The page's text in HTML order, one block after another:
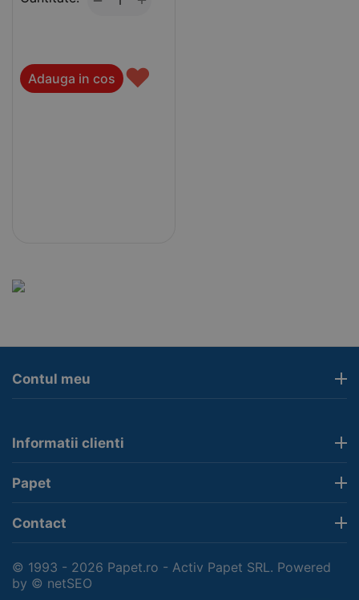
Adauga in cos ♥
Contul meu
Informatii clienti
Papet
Contact
© 1993 - 2026 Papet.ro - Activ Papet SRL. Powered
by © netSEO